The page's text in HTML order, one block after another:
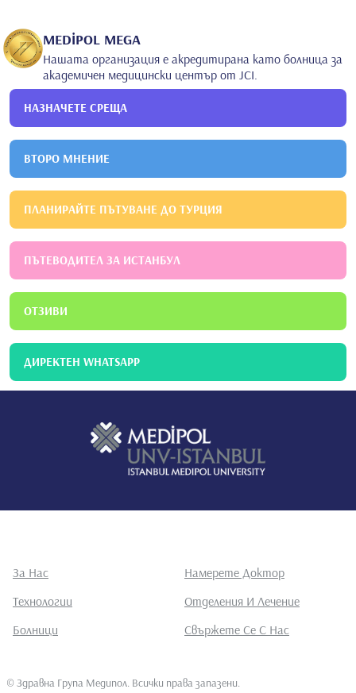
MEDİPOL MEGA
Нашата организация е акредитирана като болница за
академичен медицински център от JCI.
НАЗНАЧЕТЕ СРЕЩА
ВТОРО МНЕНИЕ
ПЛАНИРАЙТЕ ПЪТУВАНЕ ДО ТУРЦИЯ
ПЪТЕВОДИТЕЛ ЗА ИСТАНБУЛ
ОТЗИВИ
ДИРЕКТЕН WHATSAPP
За Нас
Намерете Доктор
Технологии
Отделения И Лечение
Болници
Свържете Се С Нас
© Здравна Група Медипол. Всички права запазени